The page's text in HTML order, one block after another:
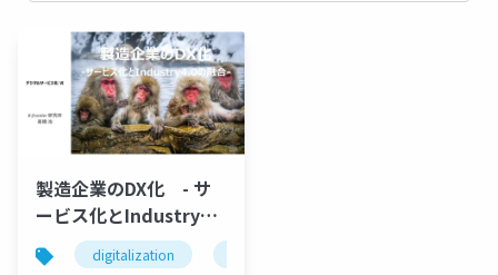
製造企業のDX化 - サ
ービス化とIndustry4.0
の融合 -digitalization